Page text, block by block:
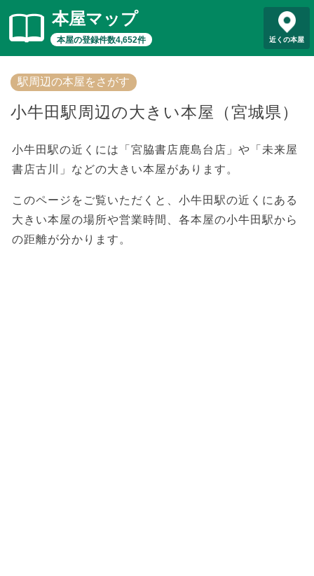
本屋マップ
本屋の登録件数4,652件 近くの本屋
駅周辺の本屋をさがす
小牛田駅周辺の大きい本屋（宮城県）
小牛田駅の近くには「宮脇書店鹿島台店」や「未来屋
書店古川」などの大きい本屋があります。
このページをご覧いただくと、小牛田駅の近くにある
大きい本屋の場所や営業時間、各本屋の小牛田駅から
の距離が分かります。